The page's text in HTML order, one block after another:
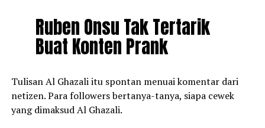
Ruben Onsu Tak Tertarik
Buat Konten Prank
Tulisan Al Ghazali itu spontan menuai komentar dari
netizen. Para followers bertanya-tanya, siapa cewek
yang dimaksud Al Ghazali.